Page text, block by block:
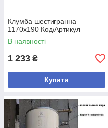
Клумба шестигранна
1170х190 Код/Артикул
В наявності
1 233 ₴
Купити